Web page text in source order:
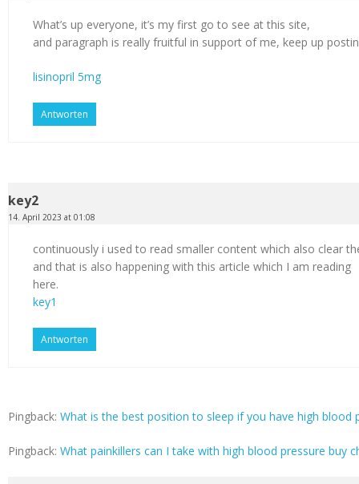
What’s up everyone, it’s my first go to see at this site,
and paragraph is really fruitful in support of me, keep up
lisinopril 5mg
Antworten
key2
14. April 2023 at 01:08
continuously i used to read smaller content which also clear
and that is also happening with this article which I am reading
here.
key1
Antworten
Pingback: What is the best position to sleep if you have high blood
Pingback: What painkillers can I take with high blood pressure buy